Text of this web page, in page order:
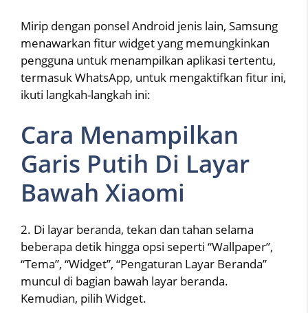
Mirip dengan ponsel Android jenis lain, Samsung
menawarkan fitur widget yang memungkinkan
pengguna untuk menampilkan aplikasi tertentu,
termasuk WhatsApp, untuk mengaktifkan fitur ini,
ikuti langkah-langkah ini:
Cara Menampilkan
Garis Putih Di Layar
Bawah Xiaomi
2. Di layar beranda, tekan dan tahan selama
beberapa detik hingga opsi seperti “Wallpaper”,
“Tema”, “Widget”, “Pengaturan Layar Beranda”
muncul di bagian bawah layar beranda.
Kemudian, pilih Widget.